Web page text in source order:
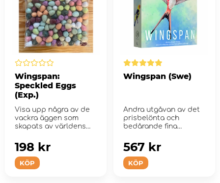
Wingspan:
Speckled Eggs
(Exp.)
Visa upp några av de
vackra äggen som
skapats av världens
KÖP
198 kr
Wingspan (Swe)
Andra utgåvan av det
prisbelönta och
bedårande fina
KÖP
567 kr